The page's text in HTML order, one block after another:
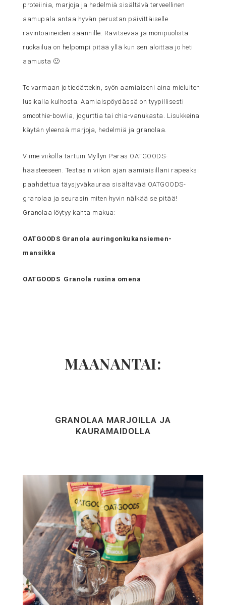
proteiinia, marjoja ja hedelmiä sisältävä terveellinen
aamupala antaa hyvän perustan päivittäiselle
ravintoaineiden saannille. Ravitsevaa ja monipuolista
ruokailua on helpompi pitää yllä kun sen aloittaa jo heti
aamusta 🙂
Te varmaan jo tiedättekin, syön aamiaiseni aina mieluiten
lusikalla kulhosta. Aamiaispöydässä on tyypillisesti
smoothie-bowlia, jogurttia tai chia-vanukasta. Lisukkeina
käytän yleensä marjoja, hedelmiä ja granolaa.
Viime viikolla tartuin Myllyn Paras OATGOODS-
haasteeseen. Testasin viikon ajan aamiaisillani rapeaksi
paahdettua täysjyväkauraa sisältävää OATGOODS-
granolaa ja seurasin miten hyvin nälkää se pitää!
Granolaa löytyy kahta makua:
OATGOODS Granola auringonkukansiemen-
mansikka
OATGOODS Granola rusina omena
MAANANTAI:
GRANOLAA MARJOILLA JA
KAURAMAIDOLLA